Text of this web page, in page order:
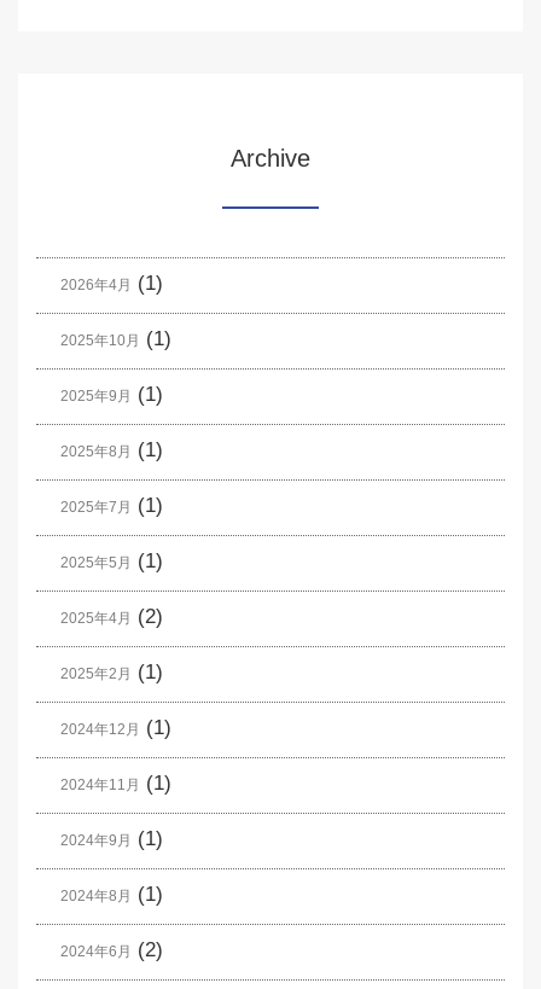
Archive
2026年4月 (1)
2025年10月 (1)
2025年9月 (1)
2025年8月 (1)
2025年7月 (1)
2025年5月 (1)
2025年4月 (2)
2025年2月 (1)
2024年12月 (1)
2024年11月 (1)
2024年9月 (1)
2024年8月 (1)
2024年6月 (2)